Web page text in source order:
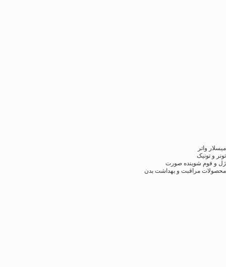
میسلار واتر
تونر و تونیک
ژل و فوم شوینده صورت
محصولات مراقبت و بهداشت بدن